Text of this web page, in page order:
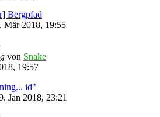
Bergpfad
Mär 2018, 19:55
von Snake
19:57
id"
Jan 2018, 23:21